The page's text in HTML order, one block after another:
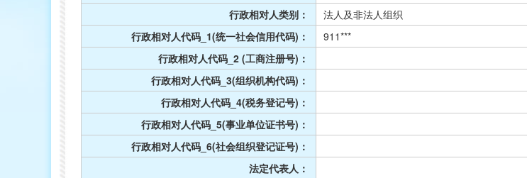
行政相对人类别：
法人及非法人组织
行政相对人代码_1(统一社会信用代码)：
911***
行政相对人代码_2 (工商注册号)：
行政相对人代码_3(组织机构代码)：
行政相对人代码_4(税务登记号)：
行政相对人代码_5(事业单位证书号)：
行政相对人代码_6(社会组织登记证号)：
法定代表人：